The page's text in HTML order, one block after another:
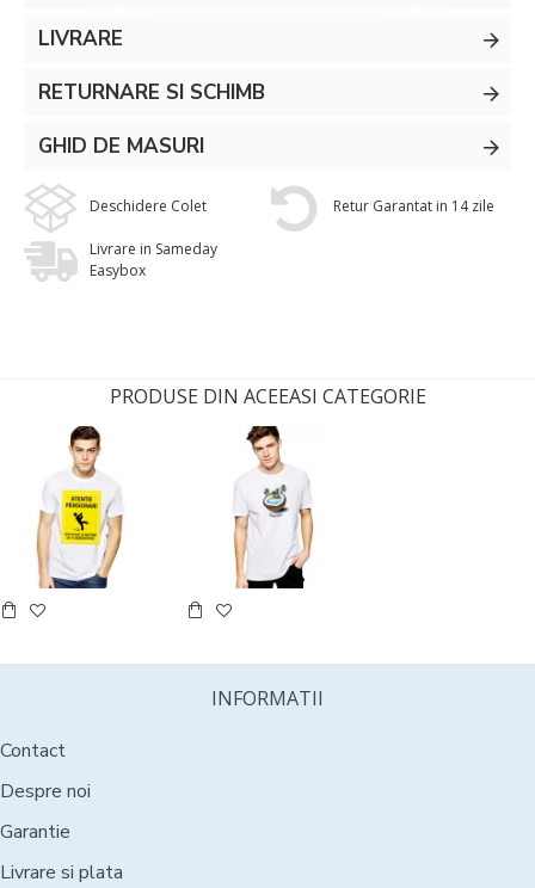
LIVRARE
RETURNARE SI SCHIMB
GHID DE MASURI
Deschidere Colet Retur Garantat in 14 zile
Livrare in Sameday
Easybox
PRODUSE DIN ACEEASI CATEGORIE
INFORMATII
Contact
Despre noi
Garantie
Livrare si plata